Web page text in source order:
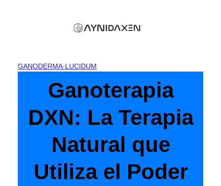
GANODERMA-LUCIDUM
Ganoterapia
DXN: La Terapia
Natural que
Utiliza el Poder